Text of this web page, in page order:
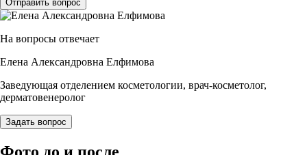
Отправить вопрос
На вопросы отвечает
Елена Александровна Елфимова
Заведующая отделением косметологии, врач-косметолог,
дерматовенеролог
Задать вопрос